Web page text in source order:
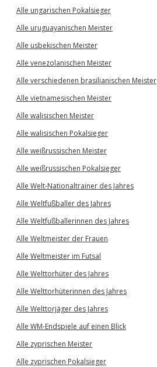
Alle ungarischen Pokalsieger
Alle uruguayanischen Meister
Alle usbekischen Meister
Alle venezolanischen Meister
Alle verschiedenen brasilianischen Meister
Alle vietnamesischen Meister
Alle walisischen Meister
Alle walisischen Pokalsieger
Alle weißrussischen Meister
Alle weißrussischen Pokalsieger
Alle Welt-Nationaltrainer des Jahres
Alle Weltfußballer des Jahres
Alle Weltfußballerinnen des Jahres
Alle Weltmeister der Frauen
Alle Weltmeister im Futsal
Alle Welttorhüter des Jahres
Alle Welttorhüterinnen des Jahres
Alle Welttorjäger des Jahres
Alle WM-Endspiele auf einen Blick
Alle zyprischen Meister
Alle zyprischen Pokalsieger